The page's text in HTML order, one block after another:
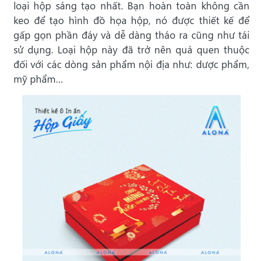
loại hộp sáng tạo nhất. Bạn hoàn toàn không cần
keo để tạo hình đồ họa hộp, nó được thiết kế để
gấp gọn phần đáy và dễ dàng tháo ra cũng như tái
sử dụng. Loại hộp này đã trở nên quá quen thuộc
đối với các dòng sản phẩm nội địa như: dược phẩm,
mỹ phẩm…